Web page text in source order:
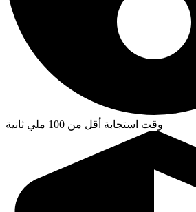
وقت استجابة أقل من 100 ملي ثانية